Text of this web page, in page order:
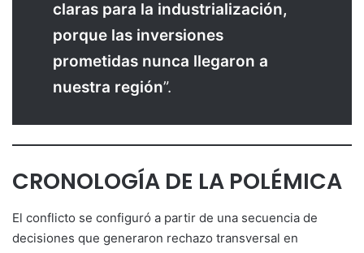
claras para la industrialización,
porque las inversiones
prometidas nunca llegaron a
nuestra región”.
CRONOLOGÍA DE LA POLÉMICA
El conflicto se configuró a partir de una secuencia de
decisiones que generaron rechazo transversal en